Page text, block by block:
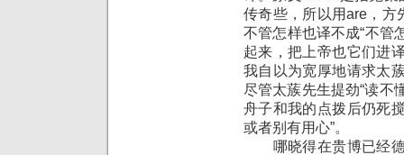
传奇些，所以用are，方
不管怎样也译不成“不管
起来，把上帝也它们进
我自以为宽厚地请求太
尽管太蔟先生提劲“读不
舟子和我的点拨后仍死
或者别有用心”。
哪晓得在贵博已经德